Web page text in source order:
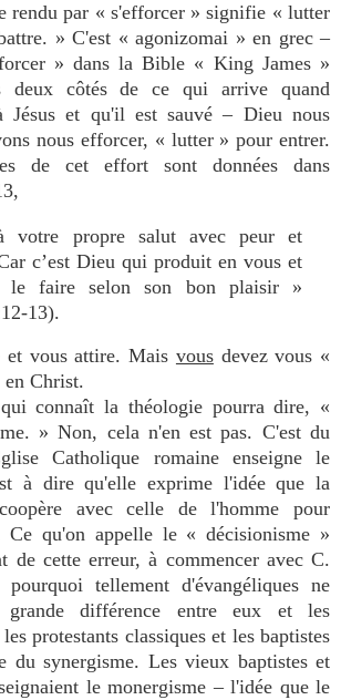
rendu par « s'efforcer » signifie « lutter
» C'est « agonizomai » en grec –
» dans la Bible « King James »
deux côtés de ce qui arrive quand
Jésus et qu'il est sauvé – Dieu nous
nous efforcer, « lutter » pour entrer.
de cet effort sont données dans
votre propre salut avec peur et
c’est Dieu qui produit en vous et
faire selon son bon plaisir »
13).
et vous attire. Mais vousdevez vous «
Christ.
connaît la théologie pourra dire, «
» Non, cela n'en est pas. C'est du
Catholique romaine enseigne le
à dire qu'elle exprime l'idée que la
avec celle de l'homme pour
Ce qu'on appelle le « décisionisme »
de cette erreur, à commencer avec C.
tellement d'évangéliques ne
différence entre eux et les
protestants classiques et les baptistes
du synergisme. Les vieux baptistes et
le monergisme – l'idée que le